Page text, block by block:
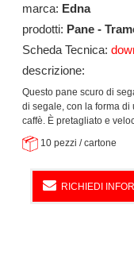
marca: Edna
prodotti: Pane -
Scheda Tecnica:
descrizione:
Questo pane scuro di
di segale, con la forma di
caffè. È pretagliato e
10 pezzi / cartone
RICHIEDI